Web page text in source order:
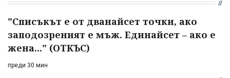
"Списъкът е от дванайсет точки, ако
заподозреният е мъж. Единайсет – ако е
жена..." (ОТКЪС)
преди 30 мин